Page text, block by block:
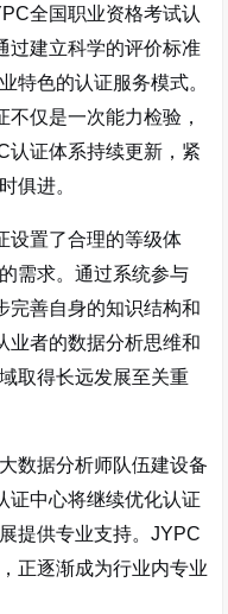
全国职业资格考试认
过建立科学的评价标准
特色的认证服务模式。
仅是一次能力检验，
认证体系持续更新，紧
俱进。
置了合理的等级体
需求。通过系统参与
完善自身的知识结构和
业者的数据分析思维和
取得长远发展至关重
数据分析师队伍建设备
证中心将继续优化认证
提供专业支持。JYPC
正逐渐成为行业内专业